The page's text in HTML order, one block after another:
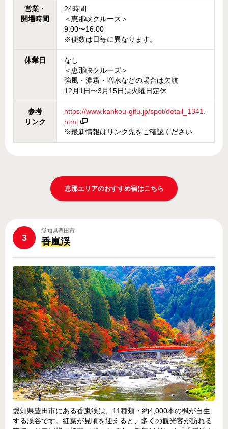
営業・
開場時間
24時間
＜恵那峡クルーズ＞
9:00〜16:00
※便数は日毎に異なります。
休業日
なし
＜恵那峡クルーズ＞
強風・濃霧・増水などの場合は欠航
12月1日〜3月15日は火曜日定休
参考
リンク
https://www.kankou-gifu.jp/spot/detail_1341.
html
※最新情報はリンク先をご確認ください
恵那エリアのおすすめ宿はこちら
3
愛知県豊田市
香嵐渓
愛知県豊田市にある香嵐渓は、11種類・約4,000本の楓が自生
する渓谷です。紅葉が見頃を迎えると、多くの観光客が訪れる